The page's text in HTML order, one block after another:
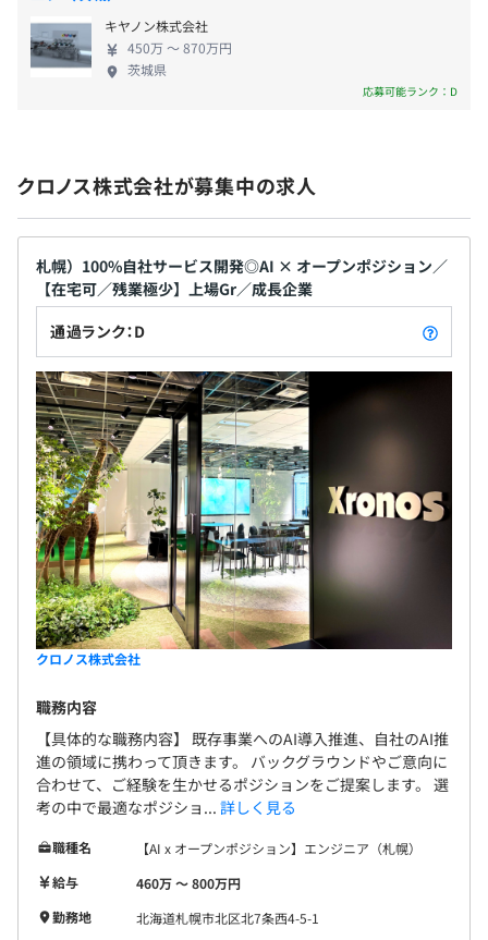
・半期ごとの振り返り評価をおこなっています。
全社：147名
開発本部：43名
◆エンジニアのリーダー：40代
現在、組み込みエンジニアとして自社製品の開発を担当し
ながら、
WEBアプリや過去には小規模なWindowsアプリなど幅広
い技術領域にも携わっています。
メンバーも、モバイルアプリ開発など “枠にとらわれない
スタイル” で活躍しています。
・管理職手当
・特別賞与
昇給：年1回（4月）
社会保険完備（健康保険・厚生年金保険、雇用保険・労災
保険）
※関東ITソフトウェア健康保険組合加入
無期雇用
キヤノン株式会社
450万 〜 870万円
茨城県
応募可能ランク：D
クロノス株式会社が募集中の求人
札幌）100%自社サービス開発◎AI × オープンポジション／
【在宅可／残業極少】上場Gr／成長企業
通過ランク：D
クロノス株式会社
職務内容
【具体的な職務内容】 既存事業へのAI導入推進、自社のAI推
進の領域に携わって頂きます。 バックグラウンドやご意向に
合わせて、ご経験を生かせるポジションをご提案します。 選
考の中で最適なポジショ... 詳しく見る
職種名
【AI x オープンポジション】エンジニア（札幌）
給与
460万 〜 800万円
勤務地
北海道札幌市北区北7条西4-5-1